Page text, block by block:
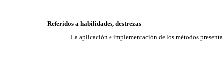
Referidos a habilidades, destrezas
La aplicación e implementación de los métodos